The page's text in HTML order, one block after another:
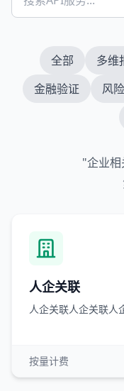
全部 多维
金融验证
风
"企业
人企关联
人企关联人企关联人
按量计费